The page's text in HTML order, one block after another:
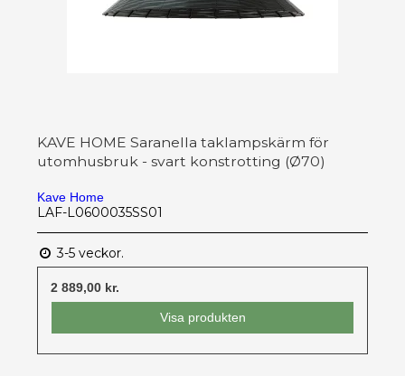
KAVE HOME Saranella taklampskärm för
utomhusbruk - svart konstrotting (Ø70)
Kave Home
LAF-L0600035SS01
3-5 veckor.
2 889,00 kr.
Visa produkten